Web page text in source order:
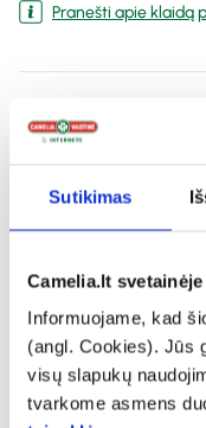
Sutikimas
Camelia.lt
Informuojame, kad
(angl. Cookies). Jūs
visų slapukų
tvarkome asmens
Pranešti apie klaidą
Charakteristika
Sudedamosios dalys
Vartojimas
Instrukcijos ir